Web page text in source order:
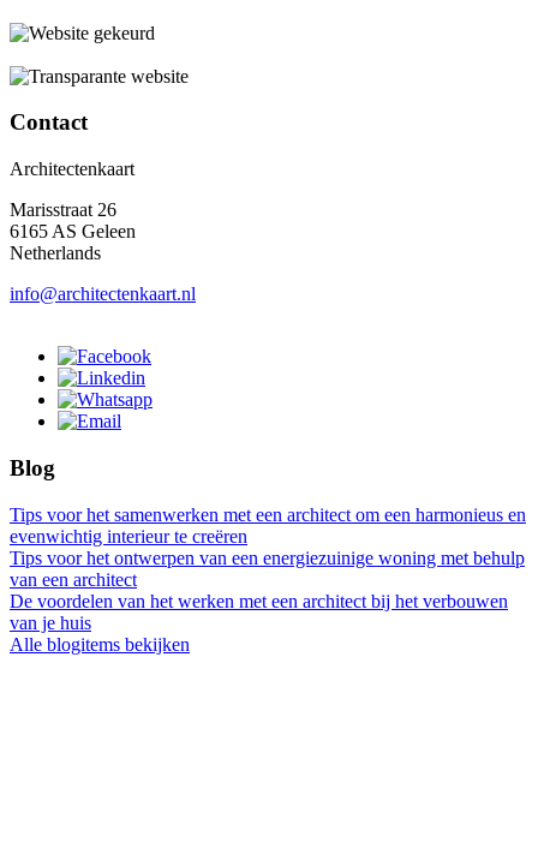
Contact
Architectenkaart
Marisstraat 26
6165 AS Geleen
Netherlands
info@architectenkaart.nl
Blog
Tips voor het samenwerken met een architect om een harmonieus en
evenwichtig interieur te creëren
Tips voor het ontwerpen van een energiezuinige woning met behulp
van een architect
De voordelen van het werken met een architect bij het verbouwen
van je huis
Alle blogitems bekijken